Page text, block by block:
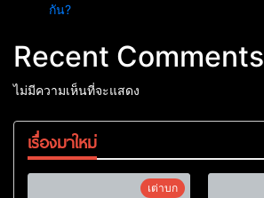
กัน?
Recent Comments
ไม่มีความเห็นที่จะแสดง
เรื่องมาใหม่
เต่าบก